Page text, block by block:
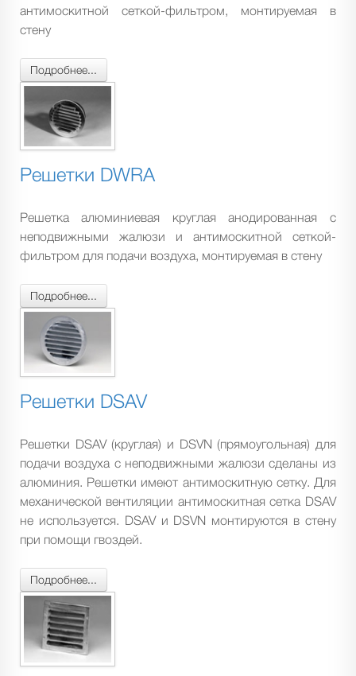
антимоскитной сеткой-фильтром, монтируемая в
стену
Подробнее...
Решетки DWRA
Решетка алюминиевая круглая анодированная с
неподвижными жалюзи и антимоскитной сеткой-
фильтром для подачи воздуха, монтируемая в стену
Подробнее...
Решетки DSAV
Решетки DSAV (круглая) и DSVN (прямоугольная) для
подачи воздуха с неподвижными жалюзи сделаны из
алюминия. Решетки имеют антимоскитную сетку. Для
механической вентиляции антимоскитная сетка DSAV
не используется. DSAV и DSVN монтируются в стену
при помощи гвоздей.
Подробнее...